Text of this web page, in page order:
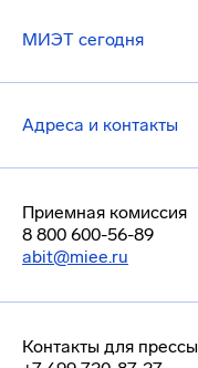
МИЭТ сегодня
Адреса и контакты
Приемная комиссия
8 800 600-56-89
abit@miee.ru
Контакты для прессы